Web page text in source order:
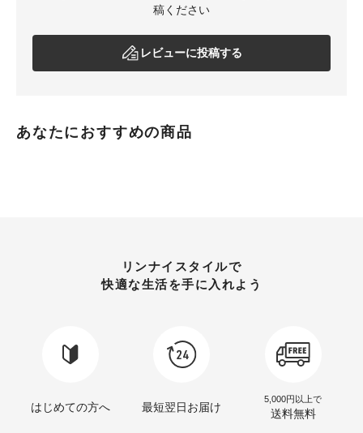
稿ください
レビューに投稿する
あなたにおすすめの商品
リンナイスタイルで
快適な生活を手に入れよう
はじめての方へ 最短翌日お届け
5,000円以上で
送料無料